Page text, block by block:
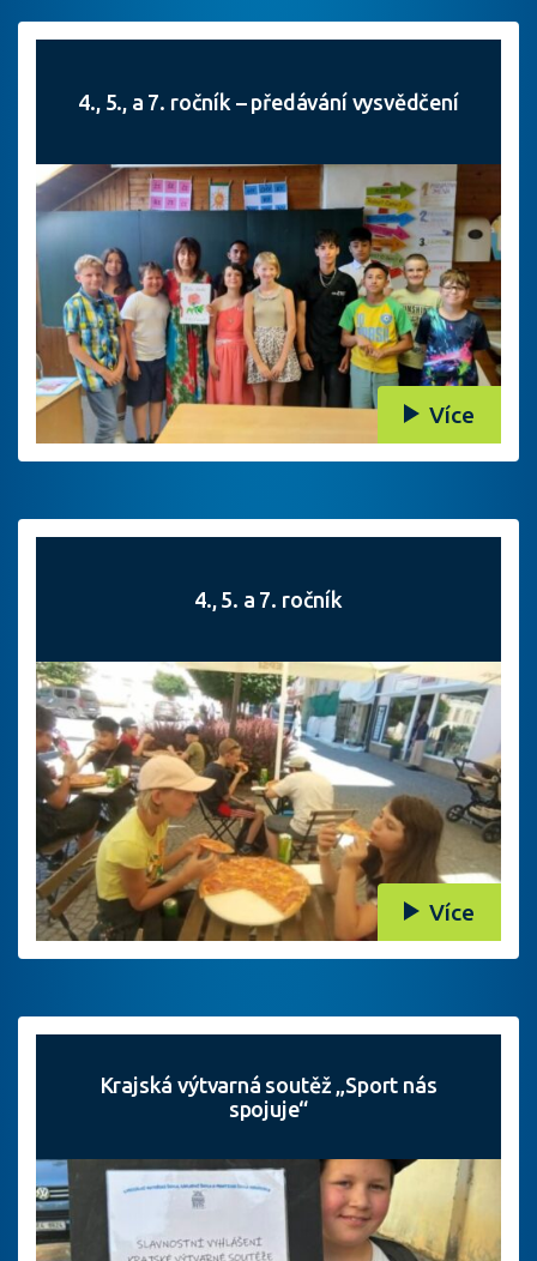
4., 5., a 7. ročník – předávání vysvědčení
Více
4., 5. a 7. ročník
Více
Krajská výtvarná soutěž „Sport nás
spojuje“